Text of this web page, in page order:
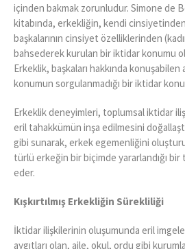
içinden bakmak zorunludur. Simone de
kitabında, erkekliğin, kendi
başkalarının cinsiyet özelliklerinden
bahsederek kurulan bir iktidar konumu
Erkeklik, başkaları hakkında
konumun sorgulanmadığı bir iktidar
Erkeklik deneyimleri, toplumsal iktidar
eril tahakkümün inşa edilmesini
gibi sunarak, erkek egemenliğini
türlü erkeğin bir biçimde yararlandığı
eder.
Kışkırtılmış Erkekliğin Sürekliliği
İktidar ilişkilerinin oluşumunda eril
aygıtları olan, aile, okul, ordu gibi